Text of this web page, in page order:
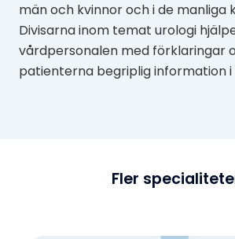
män och kvinnor och i de manliga
Divisarna inom temat urologi
vårdpersonalen med förklaringar
patienterna begriplig information i
Fler